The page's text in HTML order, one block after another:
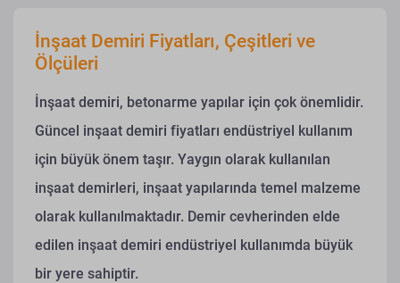
İnşaat Demiri Fiyatları, Çeşitleri ve
Ölçüleri
İnşaat demiri, betonarme yapılar için çok önemlidir.
Güncel inşaat demiri fiyatları endüstriyel kullanım
için büyük önem taşır. Yaygın olarak kullanılan
inşaat demirleri, inşaat yapılarında temel malzeme
olarak kullanılmaktadır. Demir cevherinden elde
edilen inşaat demiri endüstriyel kullanımda büyük
bir yere sahiptir.